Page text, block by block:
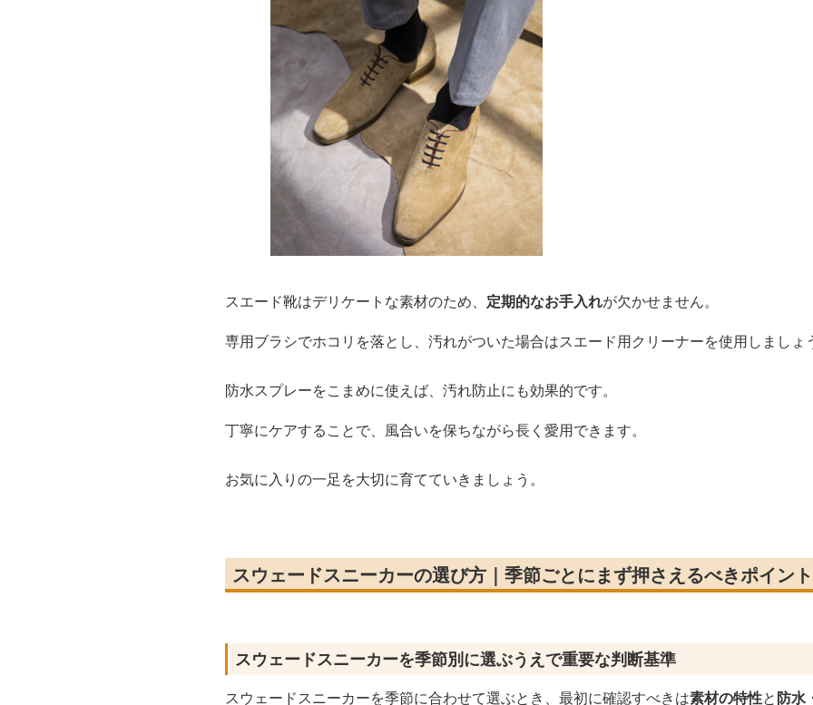
スエード靴はデリケートな素材のため、 定期的なお手入れが欠かせません。
専用ブラシでホコリを落とし、汚れがついた場合はスエード用クリーナーを使用しましょ
防水スプレーをこまめに使えば、汚れ防止にも効果的です。
丁寧にケアすることで、風合いを保ちながら長く愛用できます。
お気に入りの一足を大切に育てていきましょう。
スウェードスニーカーの選び方｜季節ごとにまず押さえるべきポイント
スウェードスニーカーを季節別に選ぶうえで重要な判断基準
スウェードスニーカーを季節に合わせて選ぶとき、最初に確認すべきは素材の特性と防水